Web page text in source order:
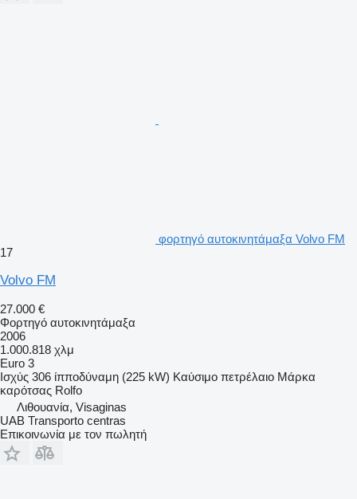
φορτηγό αυτοκινητάμαξα Volvo FM
17
Volvo FM
27.000 €
Φορτηγό αυτοκινητάμαξα
2006
1.000.818 χλμ
Euro 3
Ισχύς 306 ίπποδύναμη (225 kW) Καύσιμο πετρέλαιο Μάρκα
καρότσας Rolfo
Λιθουανία, Visaginas
UAB Transporto centras
Επικοινωνία με τον πωλητή